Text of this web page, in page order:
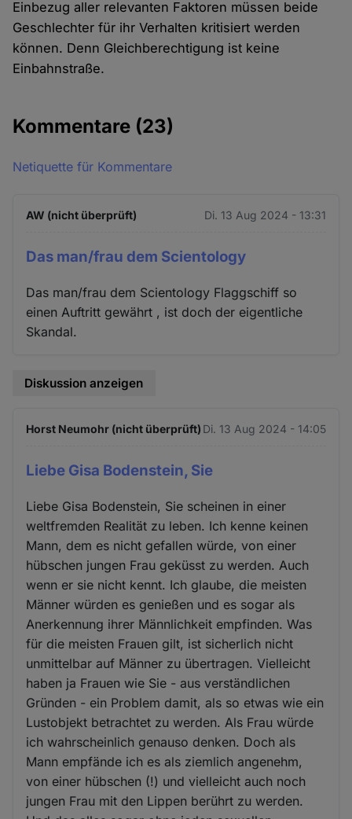
Einbezug aller relevanten Faktoren müssen beide
Geschlechter für ihr Verhalten kritisiert werden
können. Denn Gleichberechtigung ist keine
Einbahnstraße.
Kommentare (23)
Netiquette für Kommentare
AW (nicht überprüft) Di. 13 Aug 2024 - 13:31
Das man/frau dem Scientology
Das man/frau dem Scientology Flaggschiff so
einen Auftritt gewährt , ist doch der eigentliche
Skandal.
Diskussion anzeigen
Horst Neumohr (nicht überprüft) Di. 13 Aug 2024 - 14:05
Liebe Gisa Bodenstein, Sie
Liebe Gisa Bodenstein, Sie scheinen in einer
weltfremden Realität zu leben. Ich kenne keinen
Mann, dem es nicht gefallen würde, von einer
hübschen jungen Frau geküsst zu werden. Auch
wenn er sie nicht kennt. Ich glaube, die meisten
Männer würden es genießen und es sogar als
Anerkennung ihrer Männlichkeit empfinden. Was
für die meisten Frauen gilt, ist sicherlich nicht
unmittelbar auf Männer zu übertragen. Vielleicht
haben ja Frauen wie Sie - aus verständlichen
Gründen - ein Problem damit, als so etwas wie ein
Lustobjekt betrachtet zu werden. Als Frau würde
ich wahrscheinlich genauso denken. Doch als
Mann empfände ich es als ziemlich angenehm,
von einer hübschen (!) und vielleicht auch noch
jungen Frau mit den Lippen berührt zu werden.